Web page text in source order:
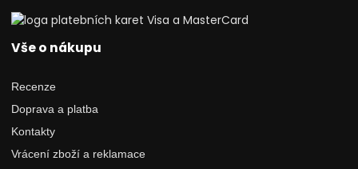
Vše o nákupu
Recenze
Doprava a platba
Kontakty
Vrácení zboží a reklamace